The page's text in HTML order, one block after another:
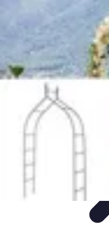
Matériel et Techniques
Inspiration
Mentor Artistique